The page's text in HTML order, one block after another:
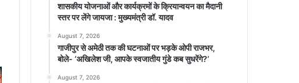
शासकीय योजनाओं और कार्यक्रमों के क्रियान्वयन का मैदानी
स्तर पर लेंगे जायजा : मुख्यमंत्री डॉ. यादव
August 7, 2026
गाजीपुर से अमेठी तक की घटनाओं पर भड़के ओपी राजभर,
बोले- ‘अखिलेश जी, आपके स्वजातीय गुंडे कब सुधरेंगे?’
August 7, 2026